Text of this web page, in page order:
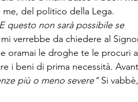
del politico della Lega.
questo non sarà possibile se
verrebbe da chiedere al
oramai le droghe te le procuri al
i beni di prima necessità.
più o meno severe" Si vabbè,